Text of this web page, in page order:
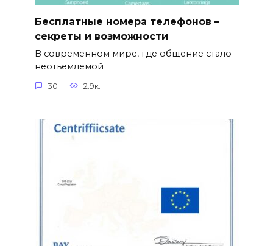
Бесплатные номера телефонов –
секреты и возможности
В современном мире, где общение стало
неотъемлемой
30 2.9к.